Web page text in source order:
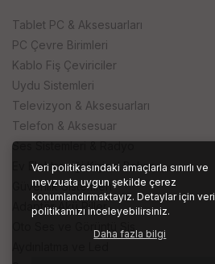
Veri politikasındaki amaçlarla sınırlı ve
mevzuata uygun şekilde çerez
konumlandırmaktayız. Detaylar için veri
politikamızı inceleyebilirsiniz.
Daha fazla bilgi
Tablet PC & Aksesuarları
PC Çevre Birimleri
Kablo Fiş Çeviriciler
Uydu Sistemleri
Televizyon & Aksesuarları
Telefon & Aksesuar
Ses Sistemleri & Radyo
Ev Elektroniği Kişisel Bakım
Güvenlik Sistemleri
Adaptör Akü Piller